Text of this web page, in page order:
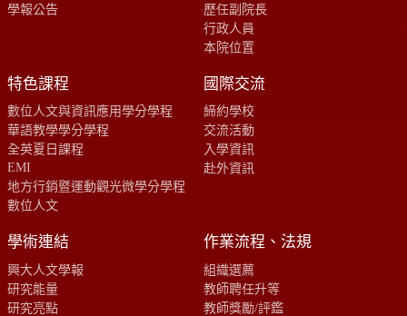
學報公告
歷任副院長
行政人員
本院位置
特色課程
數位人文與資訊應用學分學程
華語教學學分學程
全英夏日課程
EMI
地方行銷暨運動觀光微學分學程
數位人文
國際交流
締約學校
交流活動
入學資訊
赴外資訊
學術連結
興大人文學報
研究能量
研究亮點
作業流程、法規
組織選薦
教師聘任升等
教師獎勵/評鑑